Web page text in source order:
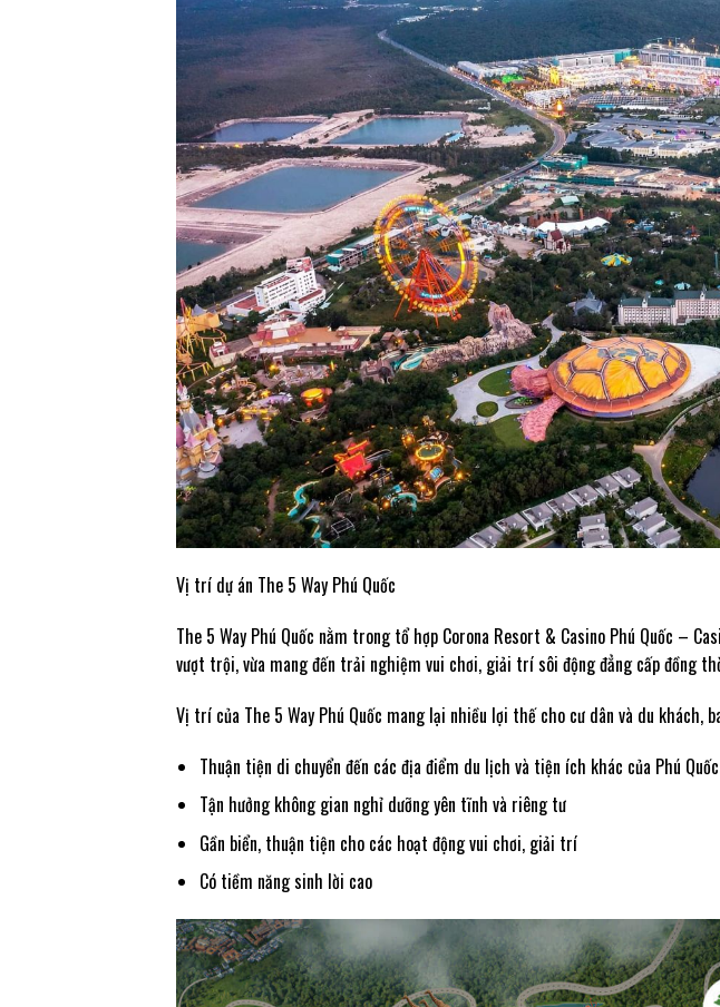
Vị trí dự án The 5 Way Phú Quốc
The 5 Way Phú Quốc nằm trong tổ hợp Corona Resort & Casino Phú Quốc –
vượt trội, vừa mang đến trải nghiệm vui chơi, giải trí sôi động đẳng cấp đồng
Vị trí của The 5 Way Phú Quốc mang lại nhiều lợi thế cho cư dân và du khách,
Thuận tiện di chuyển đến các địa điểm du lịch và tiện ích khác của Phú Quốc
Tận hưởng không gian nghỉ dưỡng yên tĩnh và riêng tư
Gần biển, thuận tiện cho các hoạt động vui chơi, giải trí
Có tiềm năng sinh lời cao